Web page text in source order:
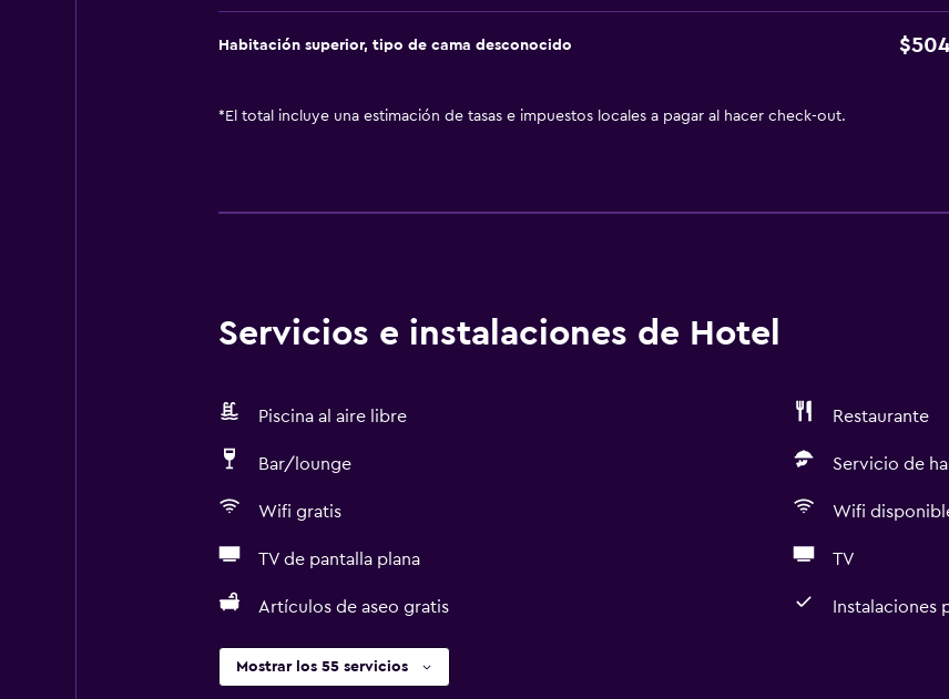
Habitación superior, tipo de cama desconocido
* El total incluye una estimación de tasas e impuestos locales a pagar al hacer check-out.
Servicios e instalaciones de Hotel
Piscina al aire libre Restaurante
Bar/lounge Servicio de
Wifi gratis Wifi
TV de pantalla plana TV
Artículos de aseo gratis Instalaciones
Mostrar los 55 servicios